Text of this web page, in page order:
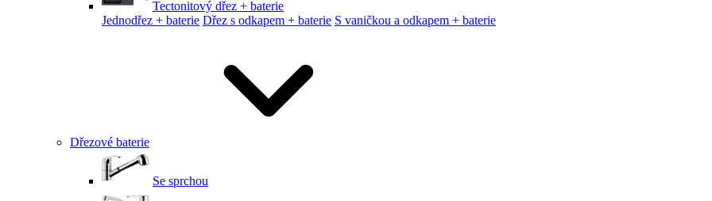
Tectonitový dřez + baterie
Jednodřez + baterie Dřez s odkapem + baterie S vaničkou a odkapem + baterie
Dřezové baterie
Se sprchou